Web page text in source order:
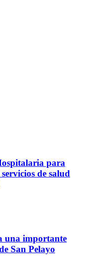
para
de salud
una importante
San Pelayo